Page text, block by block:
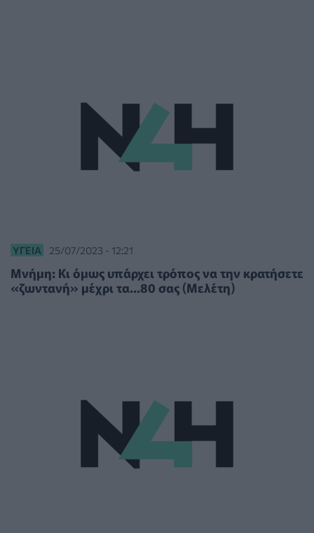
ΥΓΕΊΑ 25/07/2023 - 12:21
Μνήμη: Κι όμως υπάρχει τρόπος να την κρατήσετε
«ζωντανή» μέχρι τα...80 σας (Μελέτη)